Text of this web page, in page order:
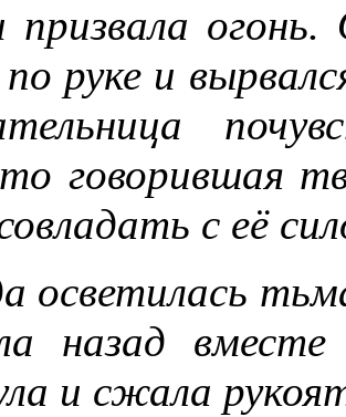
огонь.
руке и
говорившая
с её
осветилась
назад
и сжала